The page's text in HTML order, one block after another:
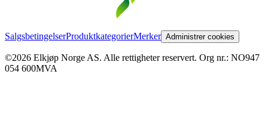
SalgsbetingelserProduktkategorierMerker Administrer cookies
©2026 Elkjøp Norge AS. Alle rettigheter reservert. Org nr.: NO947
054 600MVA